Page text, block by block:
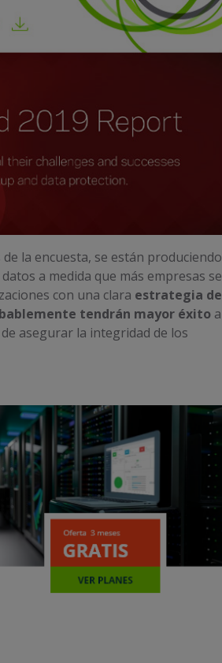
la encuesta, se están produciendo
a medida que más empresas se
con una clara estrategia de
tendrán mayor éxito a
asegurar la integridad de los